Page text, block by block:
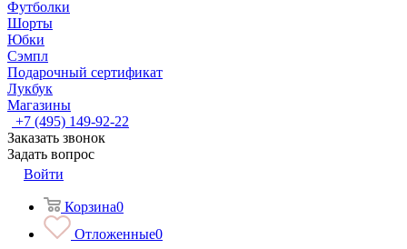
Футболки
Шорты
Юбки
Сэмпл
Подарочный сертификат
Лукбук
Магазины
+7 (495) 149-92-22
Заказать звонок
Задать вопрос
Войти
Корзина0
Отложенные0